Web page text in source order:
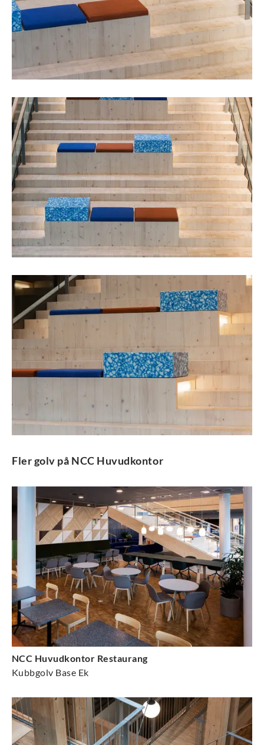
Fler golv på NCC Huvudkontor
NCC Huvudkontor Restaurang
Kubbgolv Base Ek